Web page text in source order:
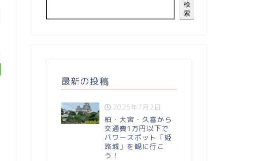
検
索
最新の投稿
2025年7月2日
柏・大宮・久喜から
交通費1万円以下で
パワースポット「姫
路城」を観に行こ
う！